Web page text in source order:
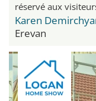
réservé aux
Karen
Erevan